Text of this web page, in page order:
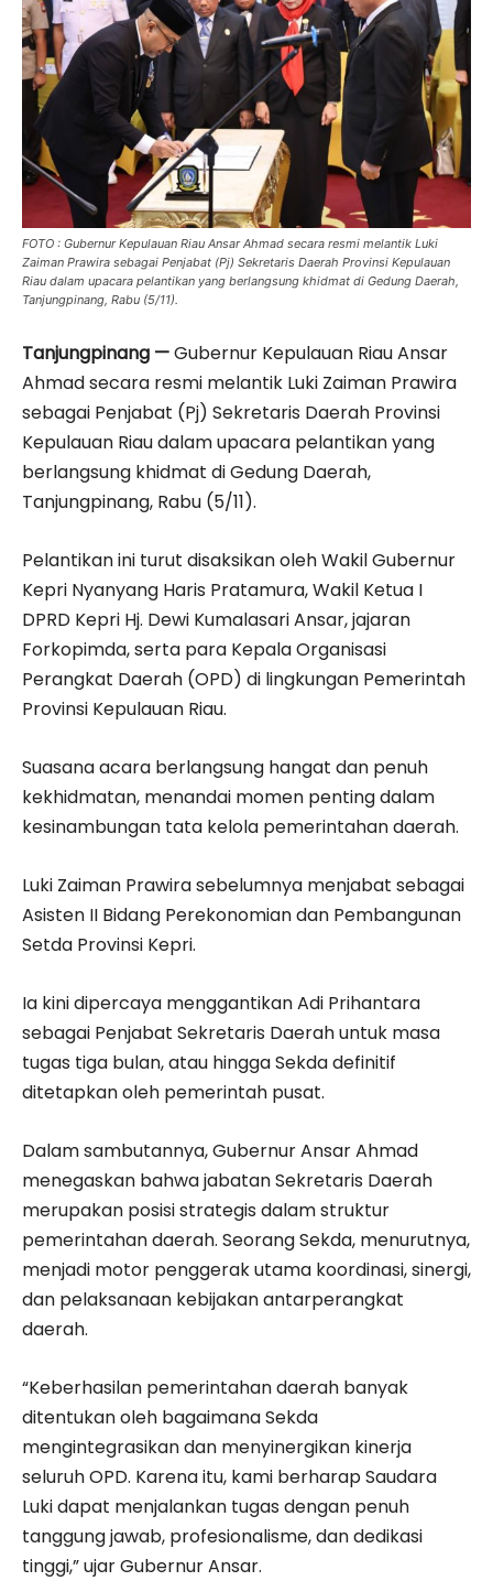
FOTO : Gubernur Kepulauan Riau Ansar Ahmad secara resmi melantik Luki
Zaiman Prawira sebagai Penjabat (Pj) Sekretaris Daerah Provinsi Kepulauan
Riau dalam upacara pelantikan yang berlangsung khidmat di Gedung Daerah,
Tanjungpinang, Rabu (5/11).
Tanjungpinang —Gubernur Kepulauan Riau Ansar
Ahmad secara resmi melantik Luki Zaiman Prawira
sebagai Penjabat (Pj) Sekretaris Daerah Provinsi
Kepulauan Riau dalam upacara pelantikan yang
berlangsung khidmat di Gedung Daerah,
Tanjungpinang, Rabu (5/11).
Pelantikan ini turut disaksikan oleh Wakil Gubernur
Kepri Nyanyang Haris Pratamura, Wakil Ketua I
DPRD Kepri Hj. Dewi Kumalasari Ansar, jajaran
Forkopimda, serta para Kepala Organisasi
Perangkat Daerah (OPD) di lingkungan Pemerintah
Provinsi Kepulauan Riau.
Suasana acara berlangsung hangat dan penuh
kekhidmatan, menandai momen penting dalam
kesinambungan tata kelola pemerintahan daerah.
Luki Zaiman Prawira sebelumnya menjabat sebagai
Asisten II Bidang Perekonomian dan Pembangunan
Setda Provinsi Kepri.
Ia kini dipercaya menggantikan Adi Prihantara
sebagai Penjabat Sekretaris Daerah untuk masa
tugas tiga bulan, atau hingga Sekda definitif
ditetapkan oleh pemerintah pusat.
Dalam sambutannya, Gubernur Ansar Ahmad
menegaskan bahwa jabatan Sekretaris Daerah
merupakan posisi strategis dalam struktur
pemerintahan daerah. Seorang Sekda, menurutnya,
menjadi motor penggerak utama koordinasi, sinergi,
dan pelaksanaan kebijakan antarperangkat
daerah.
“Keberhasilan pemerintahan daerah banyak
ditentukan oleh bagaimana Sekda
mengintegrasikan dan menyinergikan kinerja
seluruh OPD. Karena itu, kami berharap Saudara
Luki dapat menjalankan tugas dengan penuh
tanggung jawab, profesionalisme, dan dedikasi
tinggi,” ujar Gubernur Ansar.